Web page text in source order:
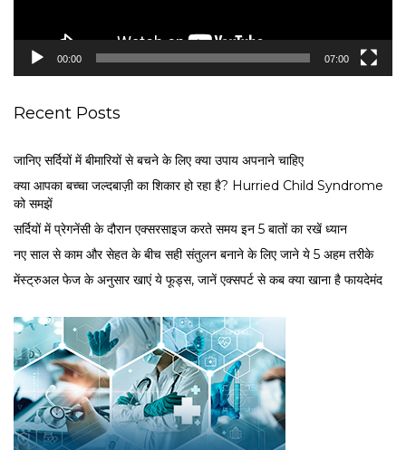
00:00 07:00
Recent Posts
जानिए सर्दियों में बीमारियों से बचने के लिए क्या उपाय अपनाने चाहिए
क्या आपका बच्चा जल्दबाज़ी का शिकार हो रहा है? Hurried Child Syndrome
को समझें
सर्द‍ियों में प्रेगनेंसी के दौरान एक्सरसाइज करते समय इन 5 बातों का रखें ध्यान
नए साल से काम और सेहत के बीच सही संतुलन बनाने के लिए जाने ये 5 अहम तरीके
मेंस्ट्रुअल फेज के अनुसार खाएं ये फूड्स, जानें एक्सपर्ट से कब क्या खाना है फायदेमंद